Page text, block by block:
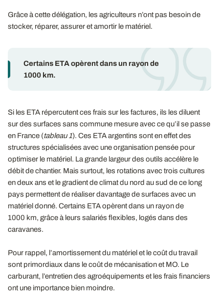
Grâce à cette délégation, les agriculteurs n’ont pas besoin de
stocker, réparer, assurer et amortir le matériel.
Certains ETA opèrent dans un rayon de
1000 km.
Si les ETA répercutent ces frais sur les factures, ils les diluent
sur des surfaces sans commune mesure avec ce qu’il se passe
en France (tableau 1). Ces ETA argentins sont en effet des
structures spécialisées avec une organisation pensée pour
optimiser le matériel. La grande largeur des outils accélère le
débit de chantier. Mais surtout, les rotations avec trois cultures
en deux ans et le gradient de climat du nord au sud de ce long
pays permettent de réaliser davantage de surfaces avec un
matériel donné. Certains ETA opèrent dans un rayon de
1000 km, grâce à leurs salariés flexibles, logés dans des
caravanes.
Pour rappel, l’amortissement du matériel et le coût du travail
sont primordiaux dans le coût de mécanisation et MO. Le
carburant, l’entretien des agroéquipements et les frais financiers
ont une importance bien moindre.